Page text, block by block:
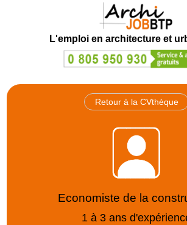
L'emploi en architecture et
Retour à la CVthèque
Economiste de la
1 à 3 ans